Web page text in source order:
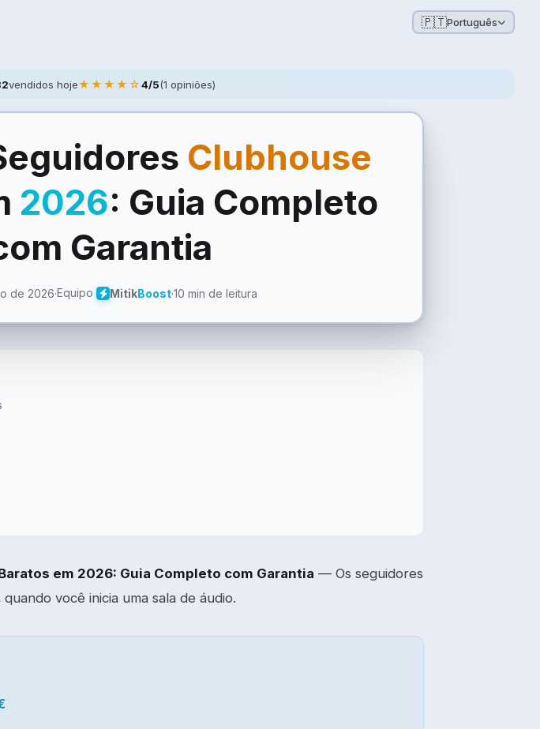
🇵🇹Português
vendidos hoje★★★★☆4/5(1 opiniões)
Clubhouse
2026: Guia Completo
Garantia
de 2026·Equipo MitikBoost·10 min de leitura
em 2026: Guia Completo com Garantia — Os seguidores
você inicia uma sala de áudio.